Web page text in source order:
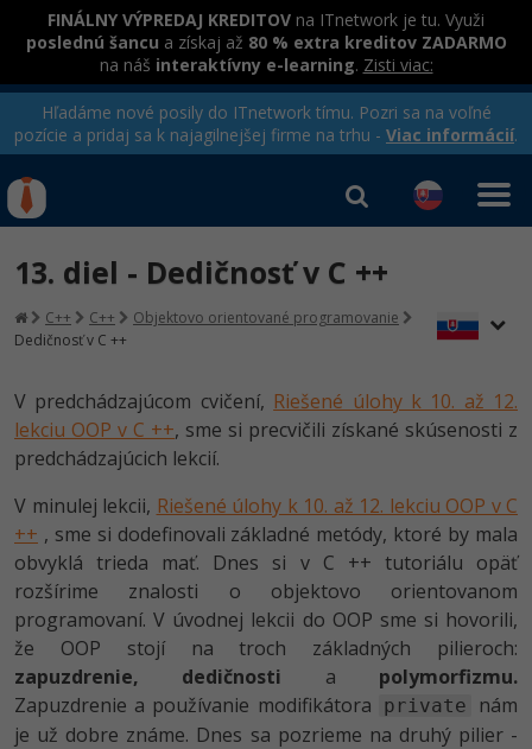
FINÁLNY VÝPREDAJ KREDITOV na ITnetwork je tu. Využi
poslednú šancu a získaj až 80 % extra kreditov ZADARMO
na náš interaktívny e-learning. Zisti viac:
Hľadáme nové posily do ITnetwork tímu. Pozri sa na voľné
pozície a pridaj sa k najagilnejšej firme na trhu - Viac informácií.
hradené úradom práce
Kurzy programovania
Ako začať?
Java -80%
C# .NET -80%
Python -80%
JavaScript -80%
PHP -80%
C++ -80%
Prihlásiť sa | Registrovať
13. diel - Dedičnosť v C ++
C++ C++
Objektovo orientované programovanie
Dedičnosť v C ++
V predchádzajúcom cvičení, Riešené úlohy k 10. až 12.
lekciu OOP v C ++, sme si precvičili získané skúsenosti z
predchádzajúcich lekcií.
V minulej lekcii, Riešené úlohy k 10. až 12. lekciu OOP v C
++ , sme si dodefinovali základné metódy, ktoré by mala
obvyklá trieda mať. Dnes si v C ++ tutoriálu opäť
rozšírime znalosti o objektovo orientovanom
programovaní. V úvodnej lekcii do OOP sme si hovorili,
že OOP stojí na troch základných pilieroch:
zapuzdrenie,
dedičnosti a polymorfizmu.
Zapuzdrenie a používanie modifikátora
private
nám
je už dobre známe. Dnes sa pozrieme na druhý pilier -